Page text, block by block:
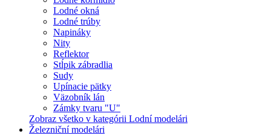
Lodné okná
Lodné trúby
Napináky
Nity
Reflektor
Stĺpik zábradlia
Sudy
Upínacie pätky
Väzobník lán
Zámky tvaru "U"
Zobraz všetko v kategórii Lodní modelári
Železniční modelári